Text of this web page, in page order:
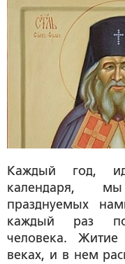
Каждый год,
календаря,
празднуемых
каждый раз
человека. Житие
веках, и в нем